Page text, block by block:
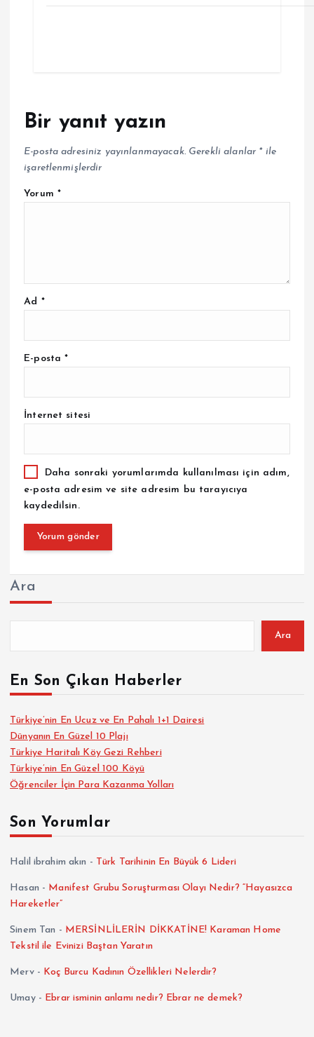
Bir yanıt yazın
E-posta adresiniz yayınlanmayacak. Gerekli alanlar *ile
işaretlenmişlerdir
Yorum *
Ad *
E-posta*
İnternet sitesi
Daha sonraki yorumlarımda kullanılması için adım,
e-posta adresim ve site adresim bu tarayıcıya
kaydedilsin.
Ara
Ara
En Son Çıkan Haberler
Türkiye’nin En Ucuz ve En Pahalı 1+1 Dairesi
Dünyanın En Güzel 10 Plajı
Türkiye Haritalı Köy Gezi Rehberi
Türkiye’nin En Güzel 100 Köyü
Öğrenciler İçin Para Kazanma Yolları
Son Yorumlar
Halil ibrahim akın - Türk Tarihinin En Büyük 6 Lideri
Hasan - Manifest Grubu Soruşturması Olayı Nedir? “Hayasızca
Hareketler”
Sinem Tan - MERSİNLİLERİN DİKKATİNE! Karaman Home
Tekstil ile Evinizi Baştan Yaratın
Merv- Koç Burcu Kadının Özellikleri Nelerdir?
Umay- Ebrar isminin anlamı nedir? Ebrar ne demek?